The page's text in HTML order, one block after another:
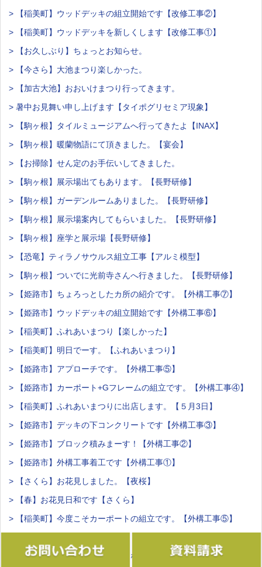
> 【稲美町】ウッドデッキの組立開始です【改修工事②】
> 【稲美町】ウッドデッキを新しくします【改修工事①】
> 【お久しぶり】ちょっとお知らせ。
> 【今さら】大池まつり楽しかった。
> 【加古大池】おおいけまつり行ってきます。
> 暑中お見舞い申し上げます【タイポグリセミア現象】
> 【駒ヶ根】タイルミュージアムへ行ってきたよ【INAX】
> 【駒ヶ根】暖蘭物語にて頂きました。【宴会】
> 【お掃除】せん定のお手伝いしてきました。
> 【駒ヶ根】展示場出てもあります。【長野研修】
> 【駒ヶ根】ガーデンルームありました。【長野研修】
> 【駒ヶ根】展示場案内してもらいました。【長野研修】
> 【駒ヶ根】座学と展示場【長野研修】
> 【恐竜】ティラノサウルス組立工事【アルミ模型】
> 【駒ヶ根】ついでに光前寺さんへ行きました。【長野研修】
> 【姫路市】ちょろっとしたカ所の紹介です。【外構工事⑦】
> 【姫路市】ウッドデッキの組立開始です【外構工事⑥】
> 【稲美町】ふれあいまつり【楽しかった】
> 【稲美町】明日でーす。【ふれあいまつり】
> 【姫路市】アプローチです。【外構工事⑤】
> 【姫路市】カーポート+Gフレームの組立です。【外構工事④】
> 【稲美町】ふれあいまつりに出店します。【５月3日】
> 【姫路市】デッキの下コンクリートです【外構工事③】
> 【姫路市】ブロック積みまーす！【外構工事②】
> 【姫路市】外構工事着工です【外構工事①】
> 【さくら】お花見しました。【夜桜】
> 【春】お花見日和です【さくら】
> 【稲美町】今度こそカーポートの組立です。【外構工事⑤】
> 【稲美町】アプローチ、門柱。なんせ門周りの工事です。【外構